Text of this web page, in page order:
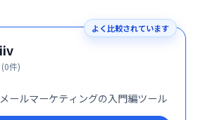
よく比較されています
(0件)
ールマーケティングの入門編ツール